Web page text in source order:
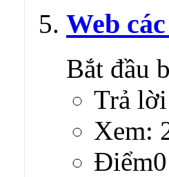
Web
Bắt đầu
Trả
Xem: